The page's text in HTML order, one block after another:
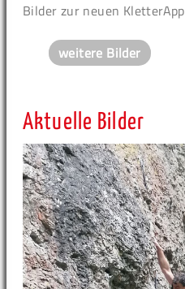
Bilder zur neuen KletterApp
weitere Bilder
Aktuelle Bilder